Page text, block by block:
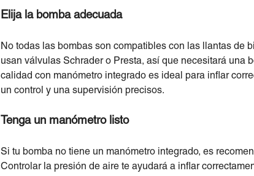
Elija la bomba adecuada
No todas las bombas son compatibles con las llantas de
usan válvulas Schrader o Presta, así que necesitará una
calidad con manómetro integrado es ideal para inflar
un control y una supervisión precisos.
Tenga un manómetro listo
Si tu bomba no tiene un manómetro integrado, es
Controlar la presión de aire te ayudará a inflar